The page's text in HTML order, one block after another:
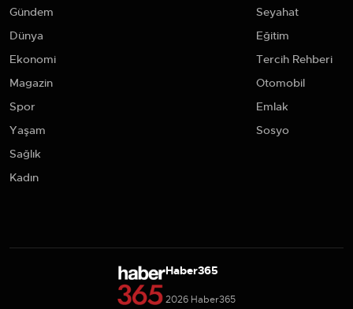
Gündem
Dünya
Ekonomi
Magazin
Spor
Yaşam
Sağlık
Kadın
Seyahat
Eğitim
Tercih Rehberi
Otomobil
Emlak
Sosyo
Haber365
2026 Haber365